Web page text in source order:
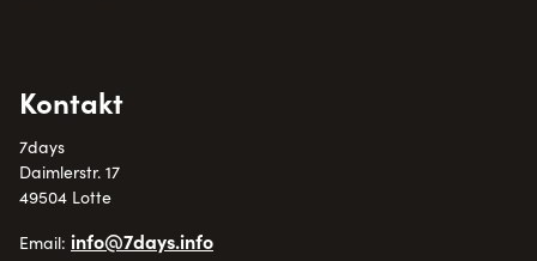
Kontakt
7days
Daimlerstr. 17
49504 Lotte
Email: info@7days.info